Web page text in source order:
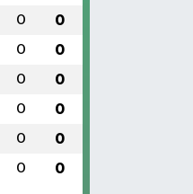
0 0
0 0
0 0
0 0
0 0
0 0